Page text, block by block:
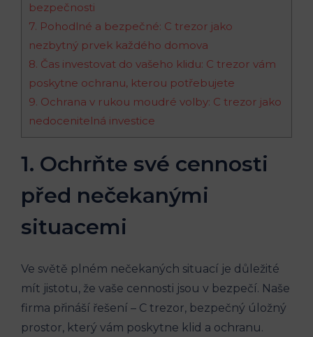
bezpečnosti
7. Pohodlné a bezpečné: C trezor jako
nezbytný prvek každého domova
8. Čas investovat do vašeho klidu: C trezor vám
poskytne ochranu, kterou potřebujete
9. Ochrana v rukou moudré volby: C trezor jako
nedocenitelná investice
1. Ochrňte své cennosti
před nečekanými
situacemi
Ve světě plném nečekaných situací je důležité
mít jistotu, že vaše cennosti jsou v bezpečí. Naše
firma přináší řešení – C trezor, bezpečný úložný
prostor, který vám poskytne klid a ochranu.